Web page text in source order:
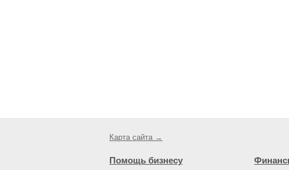
Карта сайта →
Помощь бизнесу